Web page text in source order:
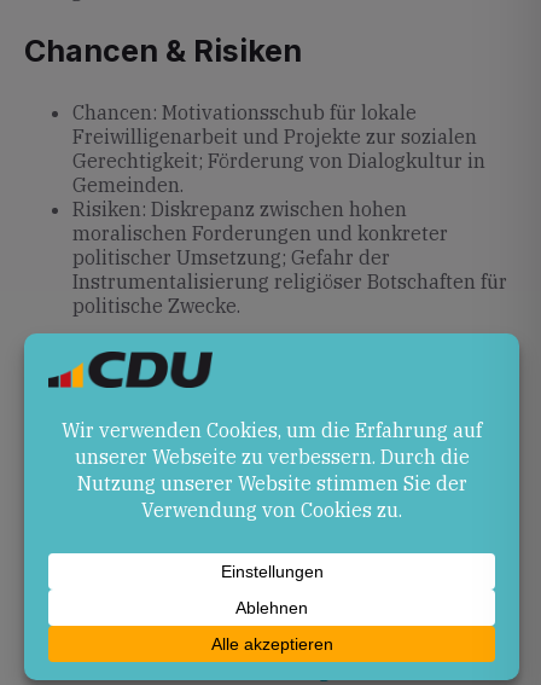
Chancen & Risiken
Chancen: Motivationsschub für lokale
Freiwilligenarbeit und Projekte zur sozialen
Gerechtigkeit; Förderung von Dialogkultur in
Gemeinden.
Risiken: Diskrepanz zwischen hohen
moralischen Forderungen und konkreter
politischer Umsetzung; Gefahr der
Instrumentalisierung religiöser Botschaften für
politische Zwecke.
Ausblick
Wie die Kirche und die Politik in Rheinland-Pfalz auf
diese Impulse reagieren, wird das kommende Jahr
zeigen. Wichtige Fragen bleiben, wie
Selbstverantwortung praktisch gestaltet und
Dialogprozesse auf lokaler Ebene gefördert werden.
Quellen
kirche-und-leben.de – Papst Leo XIV. zu